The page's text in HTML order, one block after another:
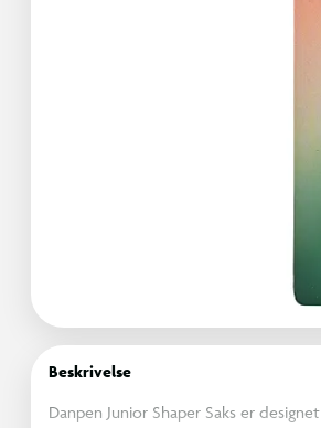
Beskrivelse
Danpen Junior Shaper Saks er